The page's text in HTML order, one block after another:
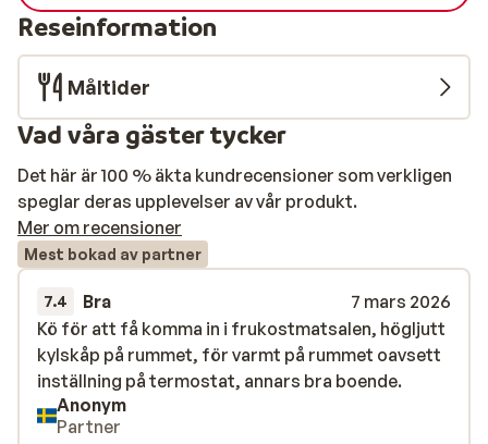
Reseinformation
Måltider
Vad våra gäster tycker
Det här är 100 % äkta kundrecensioner som verkligen
speglar deras upplevelser av vår produkt.
Mer om recensioner
Mest bokad av partner
7.4 Bra
7 mars 2026
Kö för att få komma in i frukostmatsalen, högljutt
kylskåp på rummet, för varmt på rummet oavsett
inställning på termostat, annars bra boende.
Kö för att få komma in i frukostmatsalen, högljutt
kylskåp på rummet, för varmt på rummet oavsett
inställning på termostat, annars bra boende.
Anonym
Partner